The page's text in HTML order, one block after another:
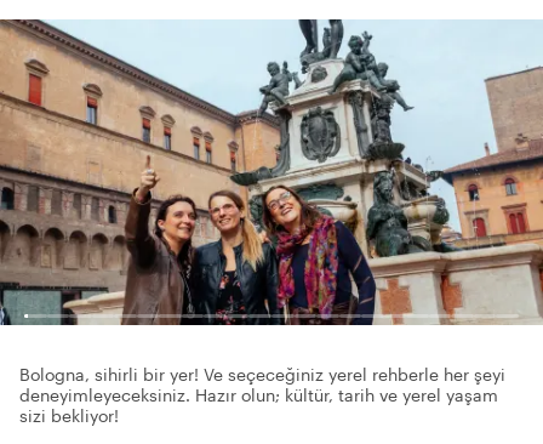
Bologna, sihirli bir yer! Ve seçeceğiniz yerel rehberle her şeyi
deneyimleyeceksiniz. Hazır olun; kültür, tarih ve yerel yaşam
sizi bekliyor!